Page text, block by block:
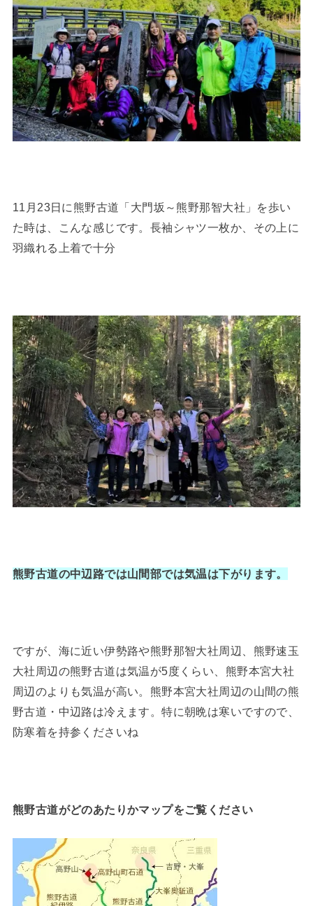
11月23日に熊野古道「大門坂～熊野那智大社」を歩い
た時は、こんな感じです。長袖シャツ一枚か、その上に
羽織れる上着で十分
熊野古道の中辺路では山間部では気温は下がります。
ですが、海に近い伊勢路や熊野那智大社周辺、熊野速玉
大社周辺の熊野古道は気温が5度くらい、熊野本宮大社
周辺のよりも気温が高い。熊野本宮大社周辺の山間の熊
野古道・中辺路は冷えます。特に朝晩は寒いですので、
防寒着を持参くださいね
熊野古道がどのあたりかマップをご覧ください